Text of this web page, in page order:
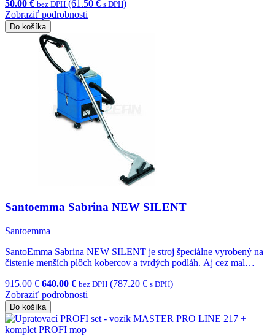
50.00 € bez DPH (61.50 € s DPH)
Zobraziť podrobnosti
Do košíka
Santoemma Sabrina NEW SILENT
Santoemma
SantoEmma Sabrina NEW SILENT je stroj špeciálne vyrobený na
čistenie menších plôch kobercov a tvrdých podláh. Aj cez mal…
915.00 € 640.00 € bez DPH (787.20 € s DPH)
Zobraziť podrobnosti
Do košíka